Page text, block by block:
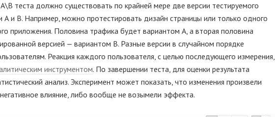
теста должно существовать по крайней мере две версии тестируемого
А и В. Например, можно протестировать дизайн страницы или только одного
приложения. Половина трафика будет вариантом А, а вторая половина
версией — вариантом В. Разные версии в случайном порядке
Реакция каждого пользователя, с целью последующего измерения,
инструментом. По завершении теста, для оценки результата
анализ. Эксперимент может показать, что изменения произвели
влияние, либо вообще не возымели эффекта.